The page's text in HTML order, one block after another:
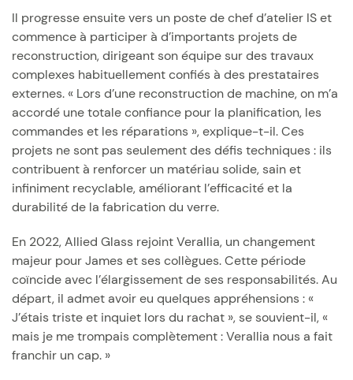
Il progresse ensuite vers un poste de chef d’atelier IS et
commence à participer à d’importants projets de
reconstruction, dirigeant son équipe sur des travaux
complexes habituellement confiés à des prestataires
externes. « Lors d’une reconstruction de machine, on m’a
accordé une totale confiance pour la planification, les
commandes et les réparations », explique-t-il. Ces
projets ne sont pas seulement des défis techniques : ils
contribuent à renforcer un matériau solide, sain et
infiniment recyclable, améliorant l’efficacité et la
durabilité de la fabrication du verre.
En 2022, Allied Glass rejoint Verallia, un changement
majeur pour James et ses collègues. Cette période
coïncide avec l’élargissement de ses responsabilités. Au
départ, il admet avoir eu quelques appréhensions : «
J’étais triste et inquiet lors du rachat », se souvient-il, «
mais je me trompais complètement : Verallia nous a fait
franchir un cap. »